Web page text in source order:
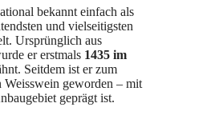
bekannt einfach als
und vielseitigsten
Ursprünglich aus
er erstmals 1435 im
Seitdem ist er zum
geworden – mit
geprägt ist.